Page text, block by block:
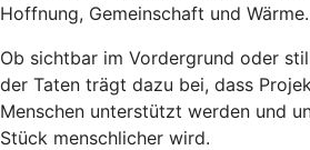
Hoffnung, Gemeinschaft und Wärme.
Ob sichtbar im Vordergrund oder
der Taten trägt dazu bei, dass
Menschen unterstützt werden und
Stück menschlicher wird.